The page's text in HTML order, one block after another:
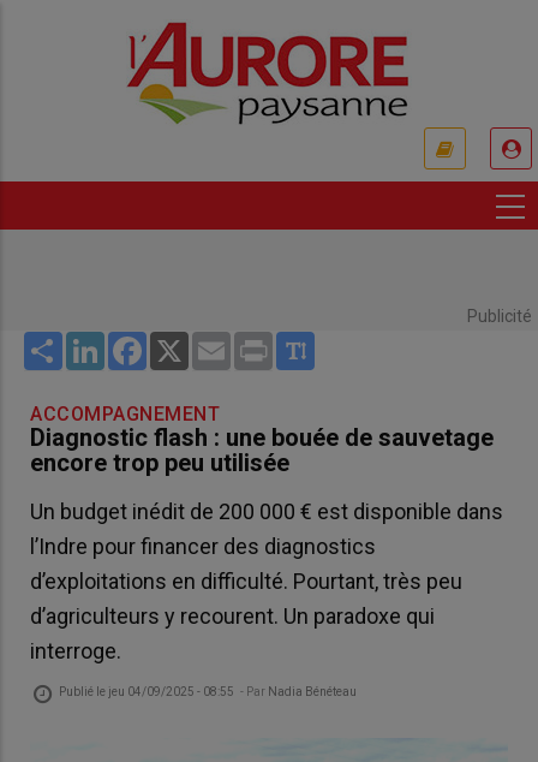
Publicité
Share LinkedInFacebook
X Email Print
ACCOMPAGNEMENT
Diagnostic flash : une bouée de sauvetage
encore trop peu utilisée
Un budget inédit de 200 000 € est disponible dans
l’Indre pour financer des diagnostics
d’exploitations en difficulté. Pourtant, très peu
d’agriculteurs y recourent. Un paradoxe qui
interroge.
Publié le jeu 04/09/2025 - 08:55 - Par Nadia Bénéteau